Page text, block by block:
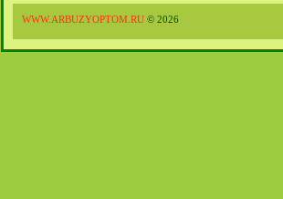
WWW.ARBUZYOPTOM.RU © 2026